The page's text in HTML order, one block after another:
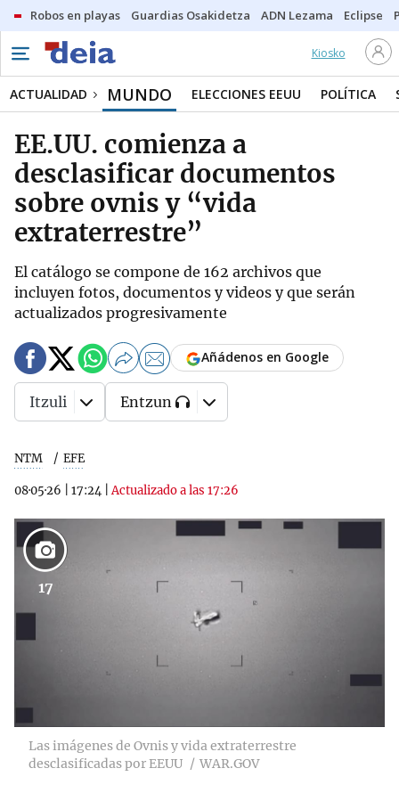
Robos en playas Guardias Osakidetza ADN Lezama Eclipse
Kiosko
ACTUALIDAD MUNDO ELECCIONES EEUU POLÍTICA
EE.UU. comienza a
desclasificar documentos
sobre ovnis y “vida
extraterrestre”
El catálogo se compone de 162 archivos que
incluyen fotos, documentos y videos y que serán
actualizados progresivamente
NTM EFE
08·05·26 17:24 |Actualizado a las 17:26
Añádenos en Google
Itzuli Entzun
17
Las imágenes de Ovnis y vida extraterrestre
desclasificadas por EEUU
WAR.GOV